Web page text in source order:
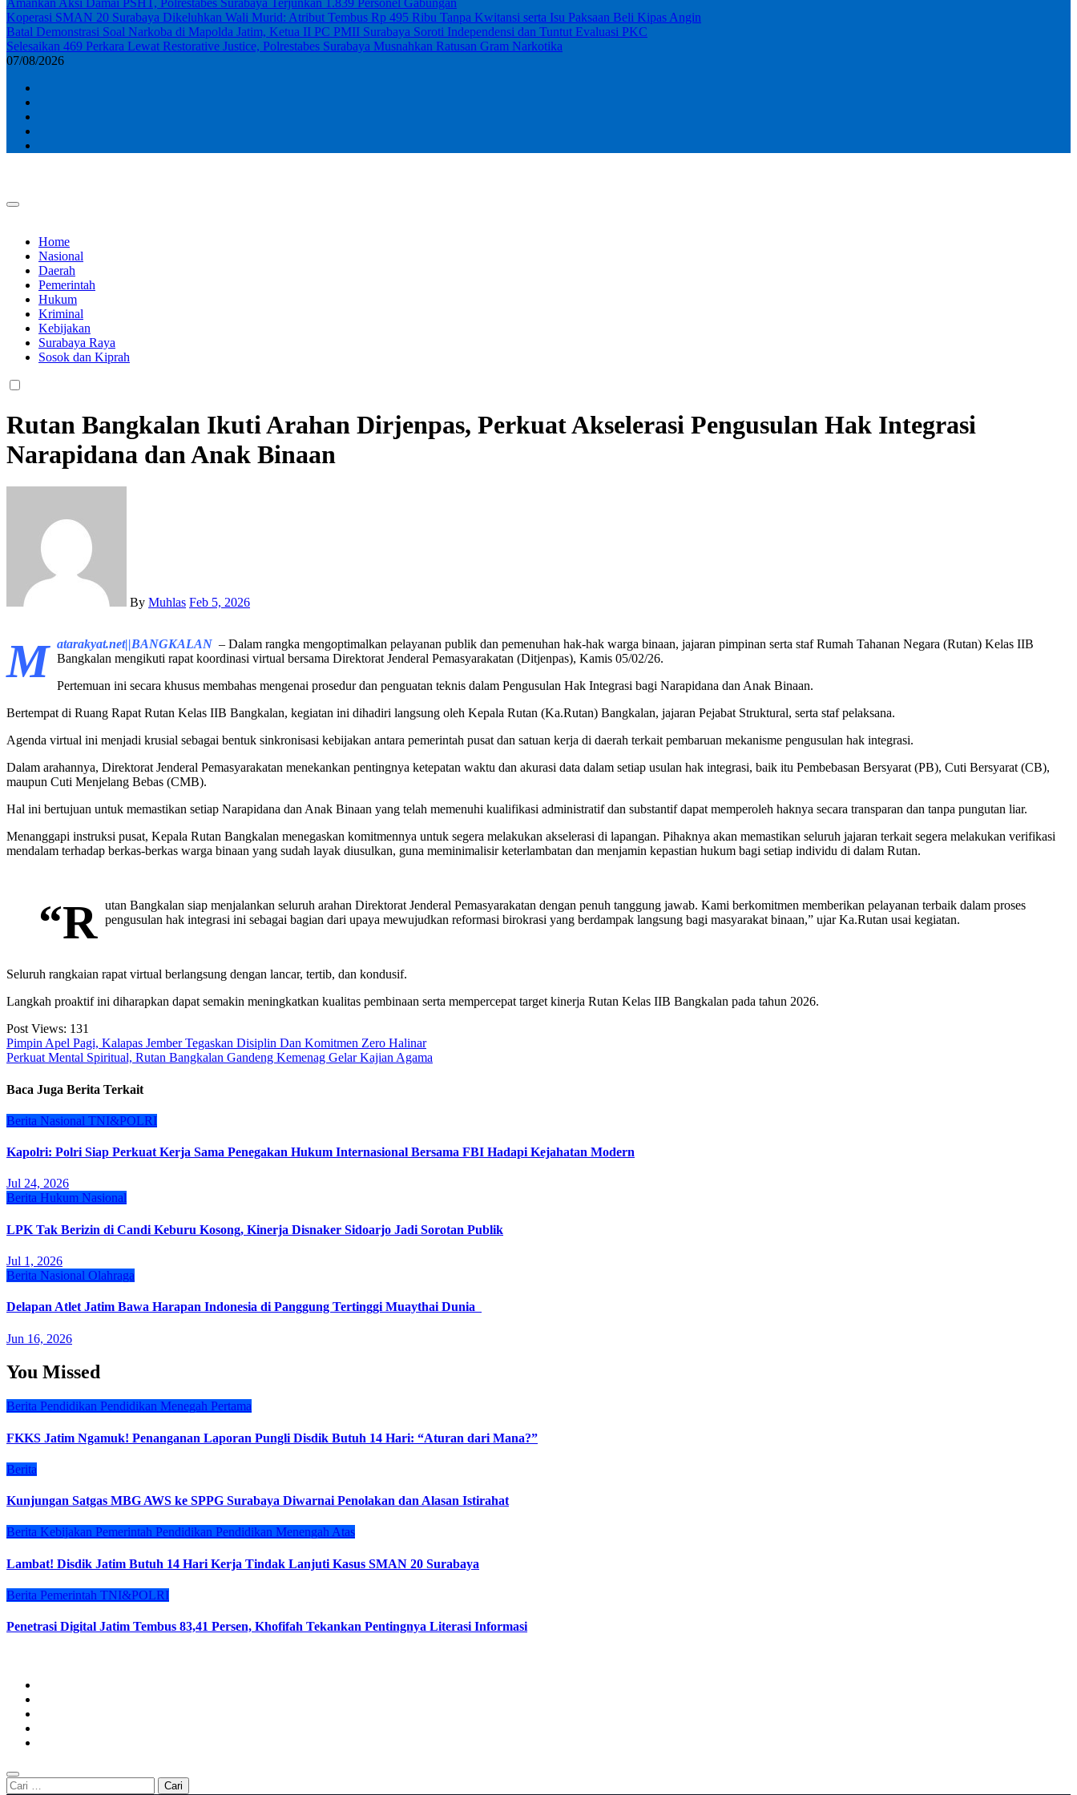
Koperasi SMAN 20 Surabaya Dikeluhkan Wali Murid: Atribut Tembus Rp 495 Ribu Tanpa Kwitansi serta Isu Paksaan Beli Kipas Angin
Batal Demonstrasi Soal Narkoba di Mapolda Jatim, Ketua II PC PMII Surabaya Soroti Independensi dan Tuntut Evaluasi PKC
Selesaikan 469 Perkara Lewat Restorative Justice, Polrestabes Surabaya Musnahkan Ratusan Gram Narkotika
07/08/2026
Home
Nasional
Daerah
Pemerintah
Hukum
Kriminal
Kebijakan
Surabaya Raya
Sosok dan Kiprah
Rutan Bangkalan Ikuti Arahan Dirjenpas, Perkuat Akselerasi Pengusulan Hak Integrasi
Narapidana dan Anak Binaan
By Muhlas Feb 5, 2026
M atarakyat.net||BANGKALAN – Dalam rangka mengoptimalkan pelayanan publik dan pemenuhan hak-hak warga binaan, jajaran pimpinan serta staf Rumah Tahanan Negara (Rutan) Kelas IIB
Bangkalan mengikuti rapat koordinasi virtual bersama Direktorat Jenderal Pemasyarakatan (Ditjenpas), Kamis 05/02/26.
Pertemuan ini secara khusus membahas mengenai prosedur dan penguatan teknis dalam Pengusulan Hak Integrasi bagi Narapidana dan Anak Binaan.
Bertempat di Ruang Rapat Rutan Kelas IIB Bangkalan, kegiatan ini dihadiri langsung oleh Kepala Rutan (Ka.Rutan) Bangkalan, jajaran Pejabat Struktural, serta staf pelaksana.
Agenda virtual ini menjadi krusial sebagai bentuk sinkronisasi kebijakan antara pemerintah pusat dan satuan kerja di daerah terkait pembaruan mekanisme pengusulan hak integrasi.
Dalam arahannya, Direktorat Jenderal Pemasyarakatan menekankan pentingnya ketepatan waktu dan akurasi data dalam setiap usulan hak integrasi, baik itu Pembebasan Bersyarat (PB), Cuti Bersyarat (CB),
maupun Cuti Menjelang Bebas (CMB).
Hal ini bertujuan untuk memastikan setiap Narapidana dan Anak Binaan yang telah memenuhi kualifikasi administratif dan substantif dapat memperoleh haknya secara transparan dan tanpa pungutan liar.
Menanggapi instruksi pusat, Kepala Rutan Bangkalan menegaskan komitmennya untuk segera melakukan akselerasi di lapangan. Pihaknya akan memastikan seluruh jajaran terkait segera melakukan verifikasi
mendalam terhadap berkas-berkas warga binaan yang sudah layak diusulkan, guna meminimalisir keterlambatan dan menjamin kepastian hukum bagi setiap individu di dalam Rutan.
“R utan Bangkalan siap menjalankan seluruh arahan Direktorat Jenderal Pemasyarakatan dengan penuh tanggung jawab. Kami berkomitmen memberikan pelayanan terbaik dalam proses
pengusulan hak integrasi ini sebagai bagian dari upaya mewujudkan reformasi birokrasi yang berdampak langsung bagi masyarakat binaan,” ujar Ka.Rutan usai kegiatan.
Seluruh rangkaian rapat virtual berlangsung dengan lancar, tertib, dan kondusif.
Langkah proaktif ini diharapkan dapat semakin meningkatkan kualitas pembinaan serta mempercepat target kinerja Rutan Kelas IIB Bangkalan pada tahun 2026.
Post Views: 131
Navigasi
pos
Pimpin Apel Pagi, Kalapas Jember Tegaskan Disiplin Dan Komitmen Zero Halinar
Perkuat Mental Spiritual, Rutan Bangkalan Gandeng Kemenag Gelar Kajian Agama
Baca Juga Berita Terkait
Berita Nasional TNI&POLRI
Kapolri: Polri Siap Perkuat Kerja Sama Penegakan Hukum Internasional Bersama FBI Hadapi Kejahatan Modern
Jul 24, 2026
Berita Hukum Nasional
LPK Tak Berizin di Candi Keburu Kosong, Kinerja Disnaker Sidoarjo Jadi Sorotan Publik
Jul 1, 2026
Berita Nasional Olahraga
Delapan Atlet Jatim Bawa Harapan Indonesia di Panggung Tertinggi Muaythai Dunia
Jun 16, 2026
You Missed
Berita Pendidikan Pendidikan Menegah Pertama
FKKS Jatim Ngamuk! Penanganan Laporan Pungli Disdik Butuh 14 Hari: “Aturan dari Mana?”
Berita
Kunjungan Satgas MBG AWS ke SPPG Surabaya Diwarnai Penolakan dan Alasan Istirahat
Berita Kebijakan Pemerintah Pendidikan Pendidikan Menengah Atas
Lambat! Disdik Jatim Butuh 14 Hari Kerja Tindak Lanjuti Kasus SMAN 20 Surabaya
Berita Pemerintah TNI&POLRI
Penetrasi Digital Jatim Tembus 83,41 Persen, Khofifah Tekankan Pentingnya Literasi Informasi
Cari